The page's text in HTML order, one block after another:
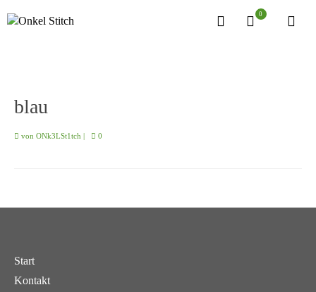
0
blau
von ONk3LSt1tch | 0
Start
Kontakt